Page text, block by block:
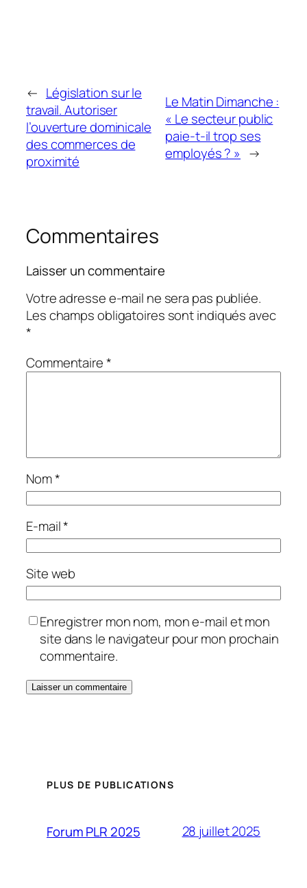
← Législation sur le
travail. Autoriser
l’ouverture dominicale
des commerces de
proximité
Le Matin Dimanche :
« Le secteur public
paie-t-il trop ses
employés ? » →
Commentaires
Laisser un commentaire
Votre adresse e-mail ne sera pas publiée.
Les champs obligatoires sont indiqués avec
*
Commentaire*
Nom*
E-mail*
Site web
Enregistrer mon nom, mon e-mail et mon
site dans le navigateur pour mon prochain
commentaire.
PLUS DE PUBLICATIONS
Forum PLR 2025 28 juillet 2025